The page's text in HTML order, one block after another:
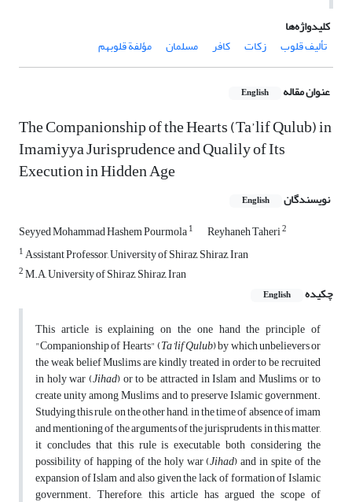
کلیدواژه‌ها
تألیف قلوب
زکات کافر مسلمان مؤلفة قلوبهم
عنوان مقاله English
The Companionship of the Hearts (Ta’lif Qulub) in
Imamiyya Jurisprudence and Qualily of Its
Execution in Hidden Age
نویسندگان English
Seyyed Mohammad Hashem Pourmola1 Reyhaneh Taheri2
1Assistant Professor, University of Shiraz, Shiraz, Iran
2M.A, University of Shiraz, Shiraz, Iran
چکیده
English
This article is explaining on the one hand the principle of
"Companionship of Hearts" (Ta’lif Qulub) by which unbelievers or
the weak belief Muslims are kindly treated in order to be recruited
in holy war (Jihad) or to be attracted in Islam and Muslims, or to
create unity among Muslims and to preserve Islamic government.
Studying this rule, on the other hand, in the time of absence of imam
and mentioning of the arguments of the jurisprudents in this matter,
it concludes that this rule is executable both considering the
possibility of happing of the holy war (Jihad) and in spite of the
expansion of Islam and also given the lack of formation of Islamic
government. Therefore, this article has argued the scope of